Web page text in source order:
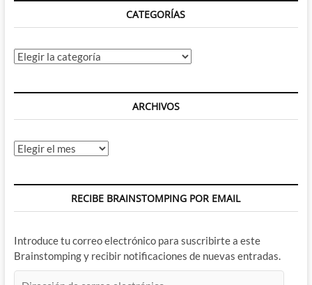
CATEGORÍAS
Categorías
ARCHIVOS
Archivos
RECIBE BRAINSTOMPING POR EMAIL
Introduce tu correo electrónico para suscribirte a este
Brainstomping y recibir notificaciones de nuevas entradas.